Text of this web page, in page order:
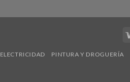
ELECTRICIDAD PINTURA Y DROGUERÍA